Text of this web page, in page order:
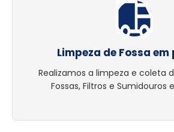
Limpeza de Fossa
Realizamos a limpeza e coleta
Fossas, Filtros e Sumidouros